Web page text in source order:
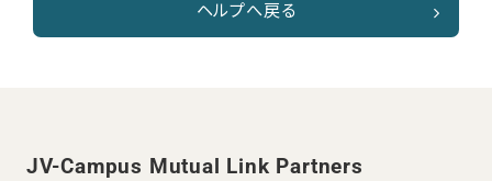
ヘルプへ戻る
JV-Campus Mutual Link Partners